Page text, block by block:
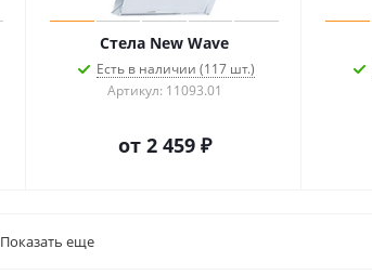
Стела New Wave
Есть в наличии (117 шт.)
Артикул: 11093.01
от 2 459 ₽
Показать еще